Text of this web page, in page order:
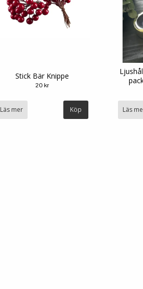
Stick Bär Knippe
20 kr
Läs mer Läs